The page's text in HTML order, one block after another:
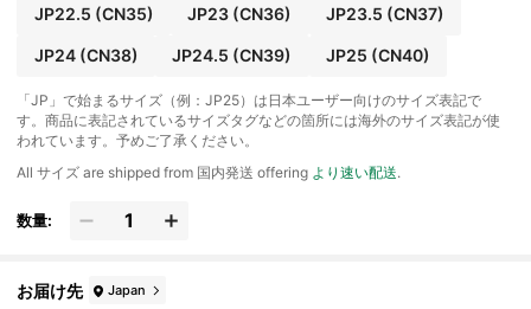
JP22.5 (CN35) JP23 (CN36) JP23.5 (CN37)
JP24(CN38) JP24.5 (CN39) JP25 (CN40)
「JP」で始まるサイズ（例：JP25）は日本ユーザー向けのサイズ表記で
す。商品に表記されているサイズタグなどの箇所には海外のサイズ表記が使
われています。予めご了承ください。
All サイズ are shipped from 国内発送 offering より速い配送.
数量:
お届け先 Japan